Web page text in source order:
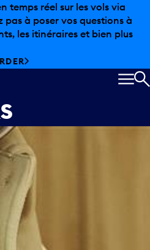
temps réel sur les vols via
pas à poser vos questions à
les itinéraires et bien plus